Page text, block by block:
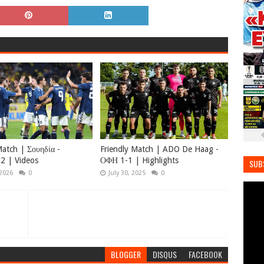
| Σουηδία -
| Videos
0
Friendly Match | ADO De Haag -
ΟΦΗ 1-1 | Highlights
July 30, 2025 0
BLOGGER DISQUS FACEBOOK